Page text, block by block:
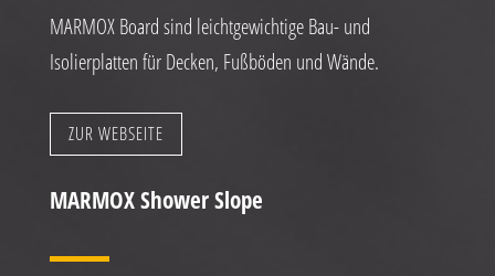
MARMOX Board sind leichtgewichtige Bau- und
Isolierplatten für Decken, Fußböden und Wände.
ZUR WEBSEITE
MARMOX Shower Slope